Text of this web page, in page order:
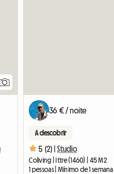
36 € / noite
A descobrir
5 (2) | Studio
Coliving | Ittre (1460) | 45 M2
1 pessoas | Mínimo de 1 semana